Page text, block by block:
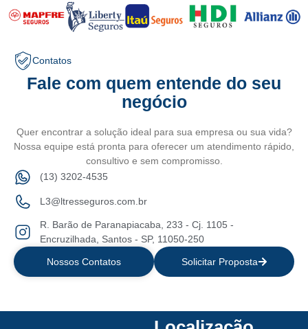
Contatos
Fale com quem entende do seu
negócio
Quer encontrar a solução ideal para sua empresa ou sua vida?
Nossa equipe está pronta para oferecer um atendimento rápido,
consultivo e sem compromisso.
(13) 3202-4535
L3@ltresseguros.com.br
R. Barão de Paranapiacaba, 233 - Cj. 1105 -
Encruzilhada, Santos - SP, 11050-250
Nossos Contatos Solicitar Proposta